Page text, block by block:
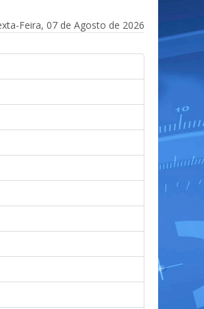
Feira, 07 de Agosto de 2026